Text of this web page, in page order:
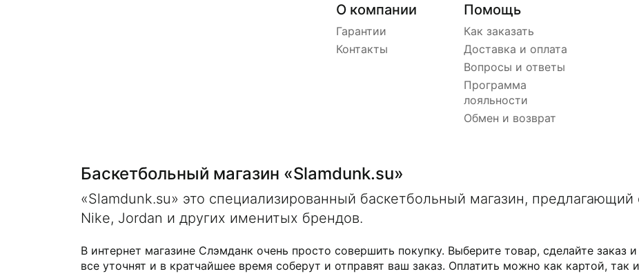
О компании
Гарантии
Контакты
Помощь
Как заказать
Доставка и оплата
Вопросы и ответы
Программа
лояльности
Обмен и возврат
Баскетбольный магазин «Slamdunk.su»
«Slamdunk.su» это специализированный баскетбольный магазин,
Nike, Jordan и других именитых брендов.
В интернет магазине Слэмданк очень просто совершить покупку. Выберите товар, сделайте
все уточнят и в кратчайшее время соберут и отправят ваш заказ. Оплатить можно как картой, так